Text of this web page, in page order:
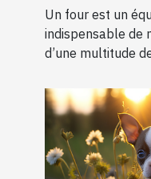
Un four est un
indispensable de
d’une multitude